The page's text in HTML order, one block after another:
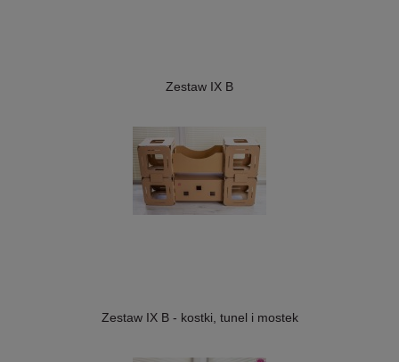
Zestaw IX B
Zestaw IX B - kostki, tunel i mostek